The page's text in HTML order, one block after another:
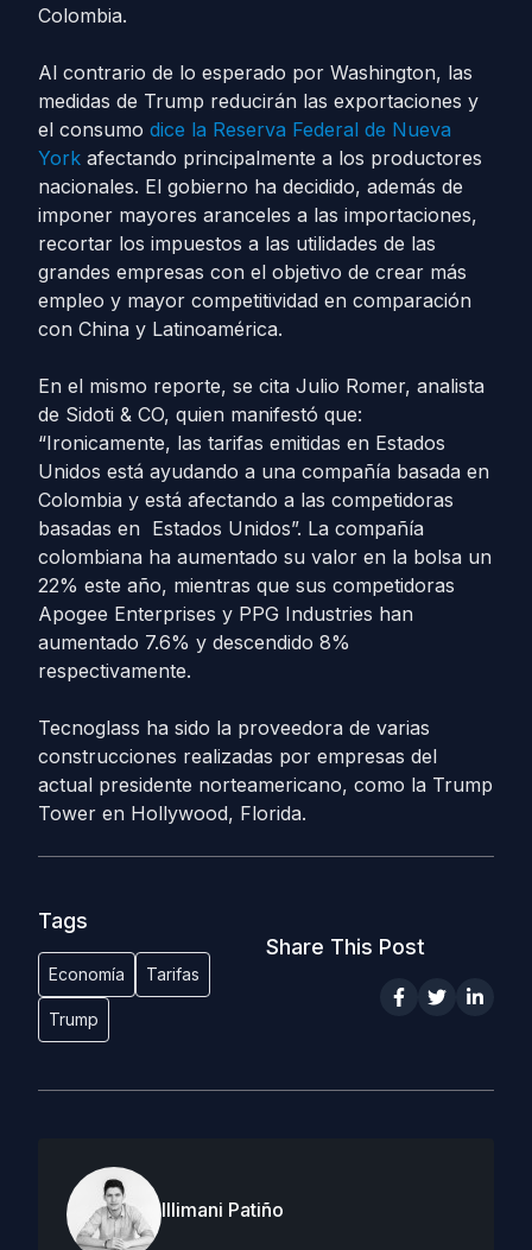
Colombia.
Al contrario de lo esperado por Washington, las
medidas de Trump reducirán las exportaciones y
el consumo dice la Reserva Federal de Nueva
York afectando principalmente a los productores
nacionales. El gobierno ha decidido, además de
imponer mayores aranceles a las importaciones,
recortar los impuestos a las utilidades de las
grandes empresas con el objetivo de crear más
empleo y mayor competitividad en comparación
con China y Latinoamérica.
En el mismo reporte, se cita Julio Romer, analista
de Sidoti & CO, quien manifestó que:
“Ironicamente, las tarifas emitidas en Estados
Unidos está ayudando a una compañía basada en
Colombia y está afectando a las competidoras
basadas en Estados Unidos”. La compañía
colombiana ha aumentado su valor en la bolsa un
22% este año, mientras que sus competidoras
Apogee Enterprises y PPG Industries han
aumentado 7.6% y descendido 8%
respectivamente.
Tecnoglass ha sido la proveedora de varias
construcciones realizadas por empresas del
actual presidente norteamericano, como la Trump
Tower en Hollywood, Florida.
Tags
Economía Tarifas
Trump
Share This Post
Illimani Patiño